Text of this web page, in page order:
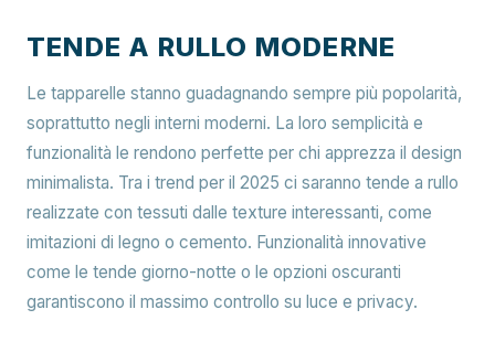
TENDE A RULLO MODERNE
Le tapparelle stanno guadagnando sempre più popolarità,
soprattutto negli interni moderni. La loro semplicità e
funzionalità le rendono perfette per chi apprezza il design
minimalista. Tra i trend per il 2025 ci saranno tende a rullo
realizzate con tessuti dalle texture interessanti, come
imitazioni di legno o cemento. Funzionalità innovative
come le tende giorno-notte o le opzioni oscuranti
garantiscono il massimo controllo su luce e privacy.